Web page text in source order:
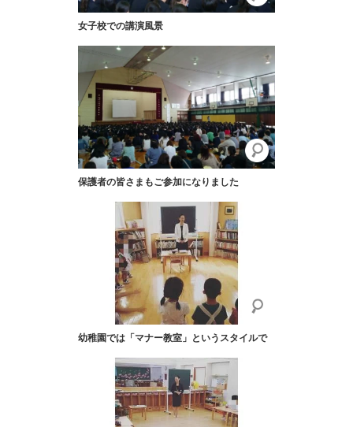
女子校での講演風景
保護者の皆さまもご参加になりました
幼稚園では「マナー教室」というスタイルで